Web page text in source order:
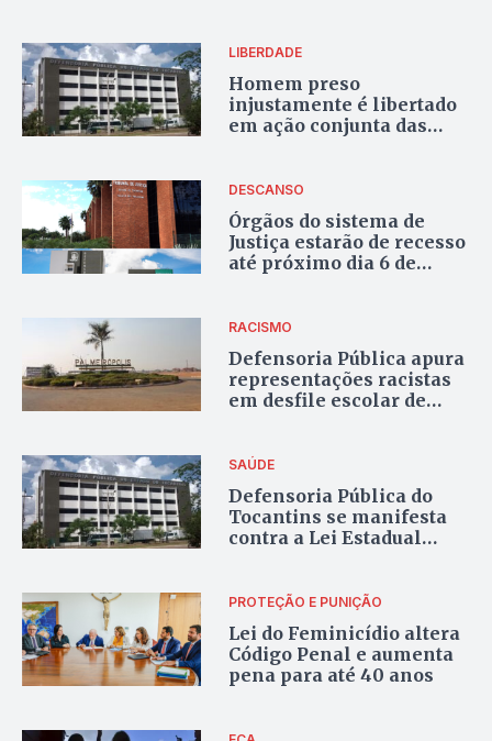
LIBERDADE
Homem preso
injustamente é libertado
em ação conjunta das
DESCANSO
Órgãos do sistema de
Justiça estarão de recesso
até próximo dia 6 de
RACISMO
Defensoria Pública apura
representações racistas
em desfile escolar de
SAÚDE
Defensoria Pública do
Tocantins se manifesta
contra a Lei Estadual
PROTEÇÃO E PUNIÇÃO
Lei do Feminicídio altera
Código Penal e aumenta
pena para até 40 anos